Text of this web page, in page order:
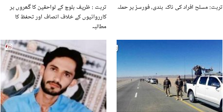
تربت : ظریف بلوچ کے لواحقین کا گھروں پر
کارروائیوں کے خلاف انصاف اور تحفظ کا
مطالبہ
تربت: مسلح افراد کی ناکہ بندی، فورسز پر حملہ